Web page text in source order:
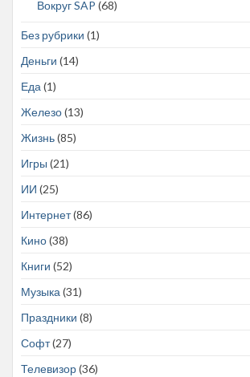
Вокруг SAP (68)
Без рубрики (1)
Деньги (14)
Еда(1)
Железо(13)
Жизнь(85)
Игры (21)
ИИ (25)
Интернет(86)
Кино(38)
Книги (52)
Музыка(31)
Праздники (8)
Софт(27)
Телевизор(36)